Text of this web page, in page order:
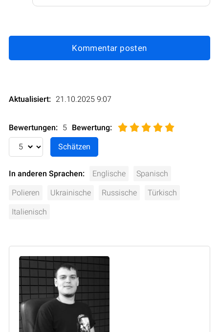
Kommentar posten
Aktualisiert: 21.10.2025 9:07
Bewertungen: 5 Bewertung:
In anderen Sprachen: Englische Spanisch
Polieren Ukrainische Russische Türkisch
Italienisch